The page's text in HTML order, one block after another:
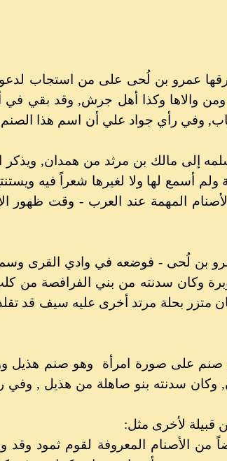
عمرو بن لُحى على من استجاب
والاها وكذا أهل جرش, وقد بقي في
وفي رأي جواد علي أن اسم هذا الصنم
إلى مالك بن مرثد من همدان, ويذكر
أسمع لها ولا لغيرها شعراً فيه
المهمة عند العرب - وقت ظهور
بن لُحى - فوضعه في وادي القرى
وكان سدنته من بني الفرافصة من
متزر بحلة مرتد أخرى عليه سيف قد
صنم على صورة امرأة
وهو صنم هذيل
سدنته بنو صاهلة من هذيل , وفي
قبيلة لأخرى مثل:
من الأصنام المعروفة لقوم ثمود